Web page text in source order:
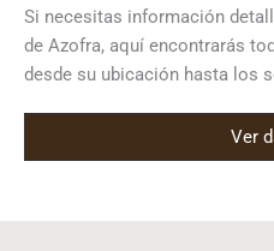
Si necesitas información
de Azofra, aquí encontrarás
desde su ubicación hasta los
Ver